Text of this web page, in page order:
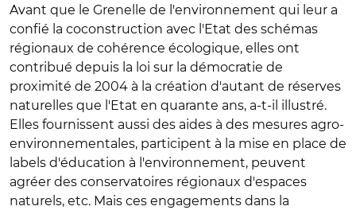
Avant que le Grenelle de l'environnement qui leur a
confié la coconstruction avec l'Etat des schémas
régionaux de cohérence écologique, elles ont
contribué depuis la loi sur la démocratie de
proximité de 2004 à la création d'autant de réserves
naturelles que l'Etat en quarante ans, a-t-il illustré.
Elles fournissent aussi des aides à des mesures agro-
environnementales, participent à la mise en place de
labels d'éducation à l'environnement, peuvent
agréer des conservatoires régionaux d'espaces
naturels, etc. Mais ces engagements dans la